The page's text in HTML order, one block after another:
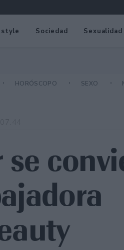
Sociedad
HORÓSCOPO SEXO